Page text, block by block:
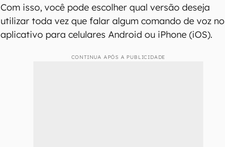
Com isso, você pode escolher qual versão deseja
utilizar toda vez que falar algum comando de voz no
aplicativo para celulares Android ou iPhone (iOS).
CONTINUA APÓS A PUBLICIDADE